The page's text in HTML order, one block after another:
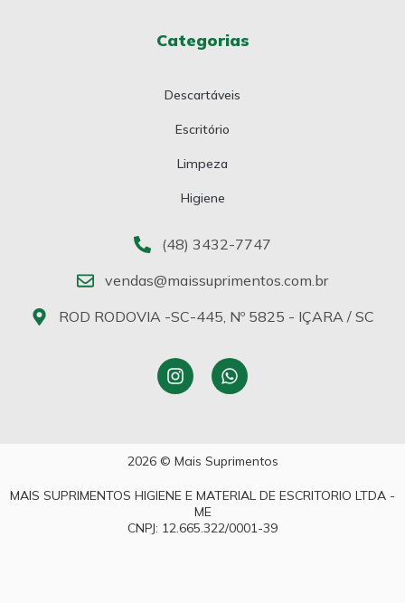
Categorias
Descartáveis
Escritório
Limpeza
Higiene
(48) 3432-7747
vendas@maissuprimentos.com.br
ROD RODOVIA -SC-445, Nº 5825 - IÇARA / SC
2026 © Mais Suprimentos
MAIS SUPRIMENTOS HIGIENE E MATERIAL DE ESCRITORIO LTDA -
ME
CNPJ: 12.665.322/0001-39